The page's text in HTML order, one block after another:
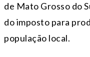
de Mato Grosso do
do imposto para
população local.